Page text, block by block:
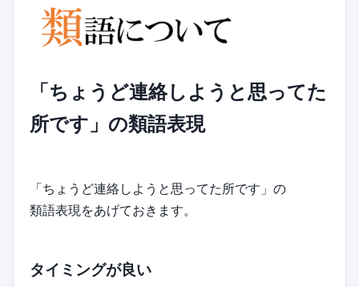
「ちょうど連絡しようと思ってた
所です」の類語表現
「ちょうど連絡しようと思ってた所です」の
類語表現をあげておきます。
タイミングが良い